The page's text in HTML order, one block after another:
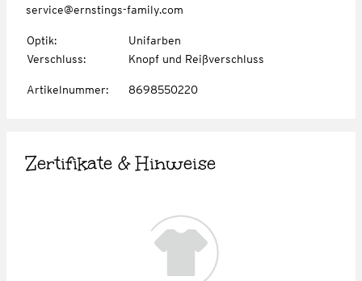
service@ernstings-family.com
Optik:
Unifarben
Verschluss: Knopf und Reißverschluss
Artikelnummer: 8698550220
Zertifikate & Hinweise